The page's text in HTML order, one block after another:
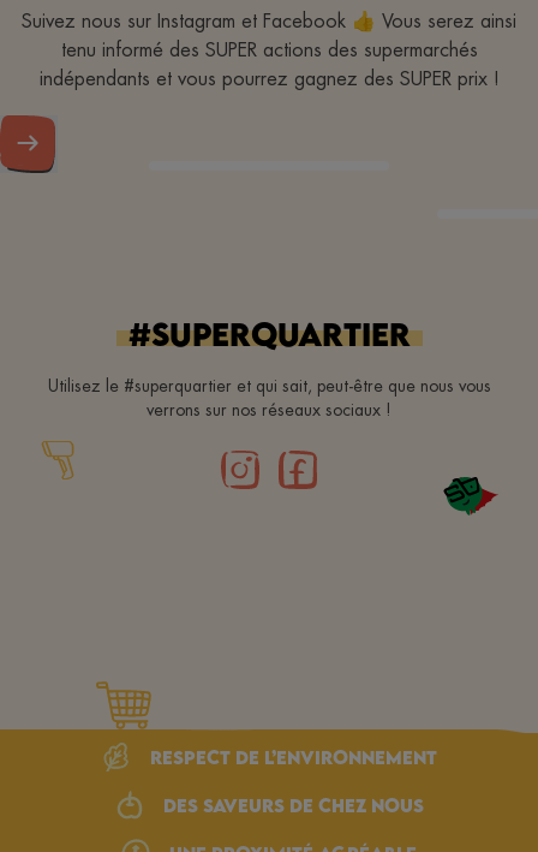
Suivez nous sur Instagram et Facebook 👍 Vous serez ainsi
tenu informé des SUPER actions des supermarchés
indépendants et vous pourrez gagnez des SUPER prix !
#superquartier
Utilisez le #superquartier et qui sait, peut-être que nous vous
verrons sur nos réseaux sociaux !
Respect de l’environnement
Des saveurs de chez nous